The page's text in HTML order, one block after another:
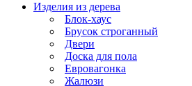
Изделия из дерева
Блок-хаус
Брусок строганный
Двери
Доска для пола
Евровагонка
Жалюзи